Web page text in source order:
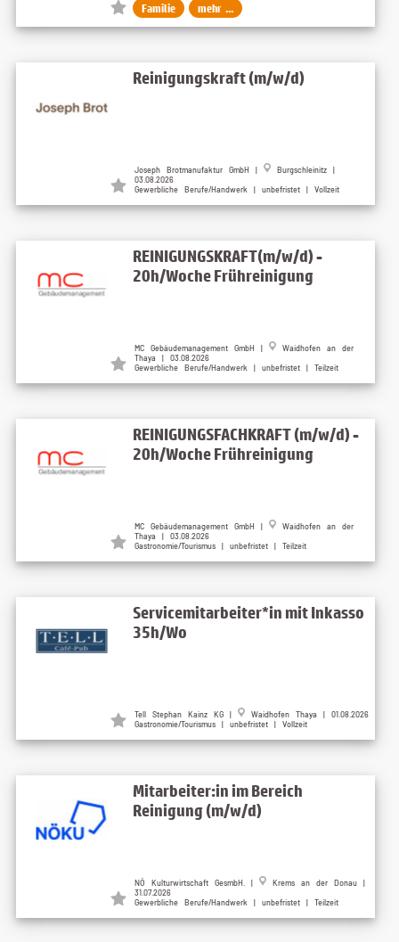
Familie mehr ...
Reinigungskraft (m/w/d)
Joseph Brotmanufaktur GmbH |
Burgschleinitz |
03.08.2026
Gewerbliche Berufe/Handwerk | unbefristet | Vollzeit
REINIGUNGSKRAFT(m/w/d) -
20h/Woche Frühreinigung
MC Gebäudemanagement GmbH |
Waidhofen an der
Thaya | 03.08.2026
Gewerbliche Berufe/Handwerk | unbefristet | Teilzeit
REINIGUNGSFACHKRAFT (m/w/d) -
20h/Woche Frühreinigung
MC Gebäudemanagement GmbH |
Waidhofen an der
Thaya | 03.08.2026
Gastronomie/Tourismus | unbefristet | Teilzeit
Servicemitarbeiter*in mit Inkasso
35h/Wo
Tell Stephan Kainz KG |
Waidhofen Thaya | 01.08.2026
Gastronomie/Tourismus | unbefristet | Vollzeit
Mitarbeiter:in im Bereich
Reinigung (m/w/d)
NÖ Kulturwirtschaft GesmbH. |
Krems an der Donau |
31.07.2026
Gewerbliche Berufe/Handwerk | unbefristet | Teilzeit